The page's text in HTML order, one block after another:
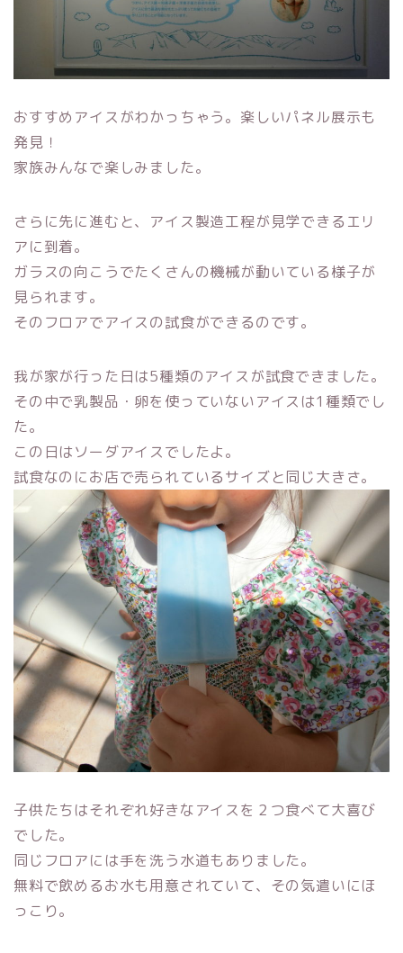
おすすめアイスがわかっちゃう。楽しいパネル展示も
発見！
家族みんなで楽しみました。
さらに先に進むと、アイス製造工程が見学できるエリ
アに到着。
ガラスの向こうでたくさんの機械が動いている様子が
見られます。
そのフロアでアイスの試食ができるのです。
我が家が行った日は5種類のアイスが試食できました。
その中で乳製品・卵を使っていないアイスは1種類でし
た。
この日はソーダアイスでしたよ。
試食なのにお店で売られているサイズと同じ大きさ。
子供たちはそれぞれ好きなアイスを２つ食べて大喜び
でした。
同じフロアには手を洗う水道もありました。
無料で飲めるお水も用意されていて、その気遣いにほ
っこり。